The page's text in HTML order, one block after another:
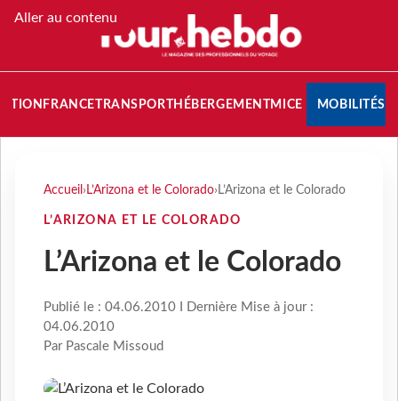
Aller au contenu
FRANCETRANSPORT HÉBERGEMENTMICE MOBILITÉS
Accueil › L’Arizona et le Colorado› L’Arizona et le Colorado
L’ARIZONA ET LE COLORADO
L’Arizona et le Colorado
Publié le : 04.06.2010 I Dernière Mise à jour :
04.06.2010
Par Pascale Missoud